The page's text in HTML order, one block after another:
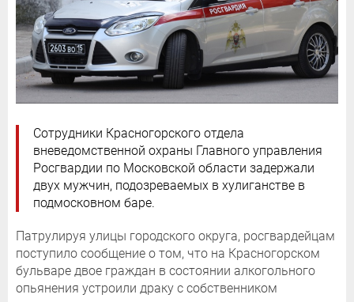
Сотрудники Красногорского отдела
вневедомственной охраны Главного управления
Росгвардии по Московской области задержали
двух мужчин, подозреваемых в хулиганстве в
подмосковном баре.
Патрулируя улицы городского округа, росгвардейцам
поступило сообщение о том, что на Красногорском
бульваре двое граждан в состоянии алкогольного
опьянения устроили драку с собственником